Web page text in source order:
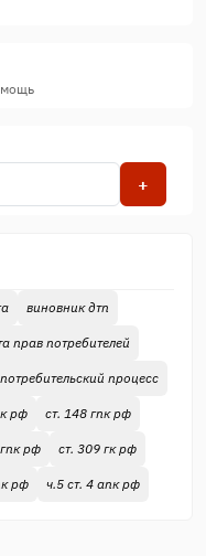
+
виновник дтп
прав потребителей
потребительский процесс
рф ст. 148 гпк рф
рф ст. 309 гк рф
рф ч.5 ст. 4 апк рф